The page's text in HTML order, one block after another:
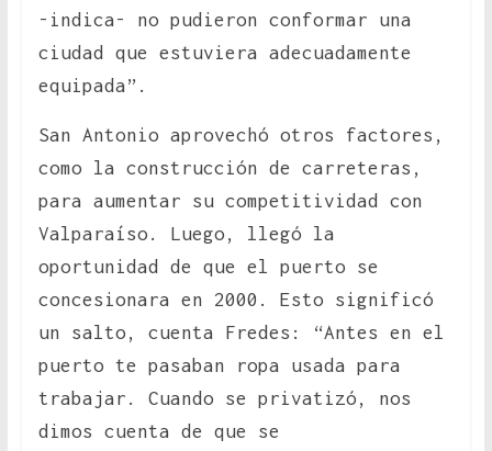
-indica- no pudieron conformar una
ciudad que estuviera adecuadamente
equipada”.
San Antonio aprovechó otros factores,
como la construcción de carreteras,
para aumentar su competitividad con
Valparaíso. Luego, llegó la
oportunidad de que el puerto se
concesionara en 2000. Esto significó
un salto, cuenta Fredes: “Antes en el
puerto te pasaban ropa usada para
trabajar. Cuando se privatizó, nos
dimos cuenta de que se